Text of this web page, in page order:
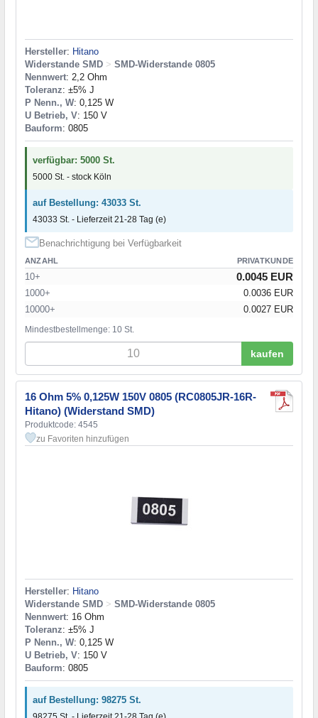
Hersteller: Hitano
Widerstande SMD > SMD-Widerstande 0805
Nennwert: 2,2 Ohm
Toleranz: ±5% J
P Nenn., W: 0,125 W
U Betrieb, V: 150 V
Bauform: 0805
verfügbar: 5000 St.
5000 St. - stock Köln
auf Bestellung: 43033 St.
43033 St. - Lieferzeit 21-28 Tag (e)
Benachrichtigung bei Verfügbarkeit
ANZAHL PRIVATKUNDE
10+ 0.0045 EUR
1000+
0.0036 EUR
10000+
0.0027 EUR
Mindestbestellmenge: 10 St.
kaufen
16 Ohm 5% 0,125W 150V 0805 (RC0805JR-16R-
Hitano) (Widerstand SMD)
Produktcode: 4545
zu Favoriten hinzufügen
Hersteller: Hitano
Widerstande SMD > SMD-Widerstande 0805
Nennwert: 16 Ohm
Toleranz: ±5% J
P Nenn., W: 0,125 W
U Betrieb, V: 150 V
Bauform: 0805
auf Bestellung: 98275 St.